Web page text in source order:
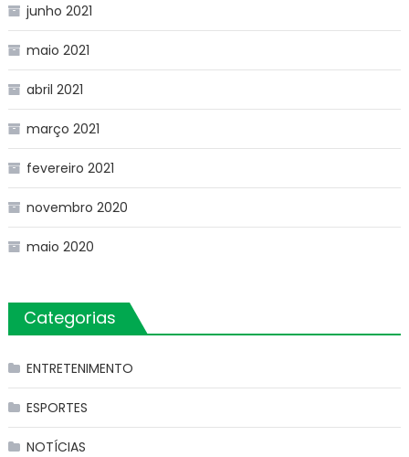
junho 2021
maio 2021
abril 2021
março 2021
fevereiro 2021
novembro 2020
maio 2020
Categorias
ENTRETENIMENTO
ESPORTES
NOTÍCIAS